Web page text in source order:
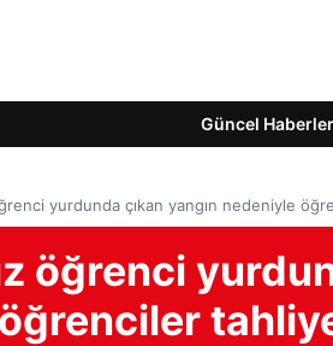
Güncel Haberler
yurdunda çıkan yangın nedeniyle
öğrenci